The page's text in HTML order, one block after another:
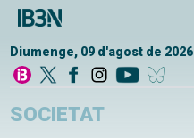
Diumenge, 09 d'agost de 2026
SOCIETAT